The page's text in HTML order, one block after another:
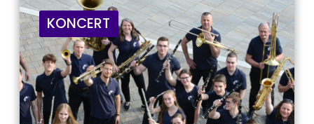
KONCERT